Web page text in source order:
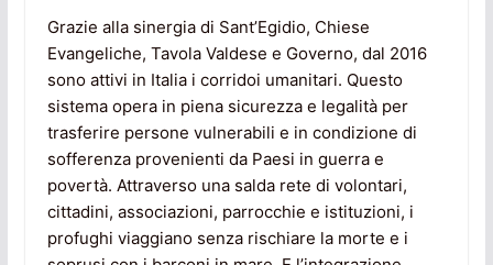
Grazie alla sinergia di Sant’Egidio, Chiese
Evangeliche, Tavola Valdese e Governo, dal 2016
sono attivi in Italia i corridoi umanitari. Questo
sistema opera in piena sicurezza e legalità per
trasferire persone vulnerabili e in condizione di
sofferenza provenienti da Paesi in guerra e
povertà. Attraverso una salda rete di volontari,
cittadini, associazioni, parrocchie e istituzioni, i
profughi viaggiano senza rischiare la morte e i